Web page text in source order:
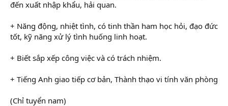
đến xuất nhập khẩu, hải quan.
+ Năng động, nhiệt tình, có tinh thần ham học hỏi, đạo đức
tốt, kỹ năng xử lý tình huống linh hoạt.
+ Biết sắp xếp công việc và có trách nhiệm.
+ Tiếng Anh giao tiếp cơ bản, Thành thạo vi tính văn phòng
(Chỉ tuyển nam)